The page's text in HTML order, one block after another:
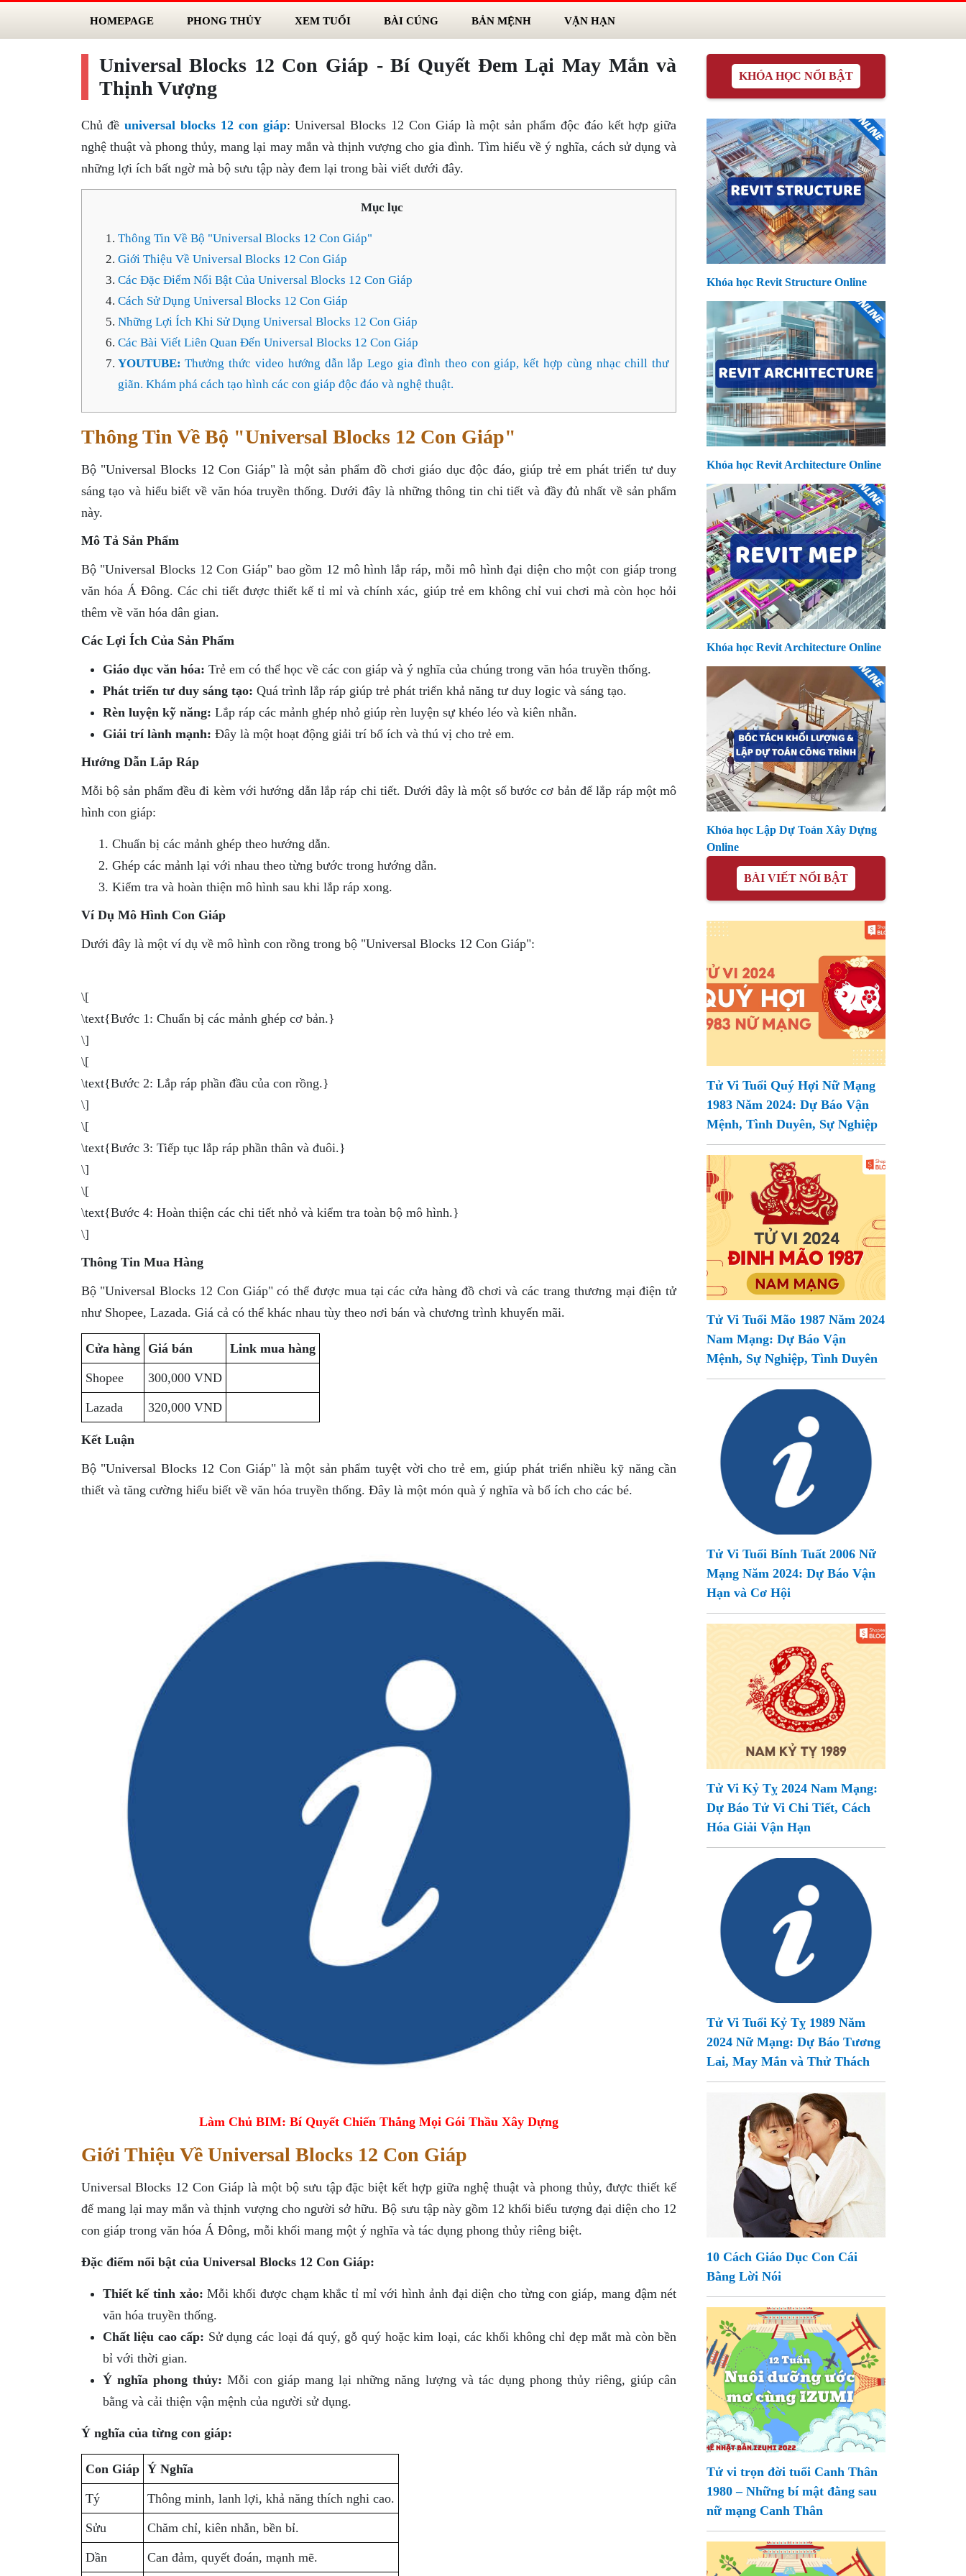
HOMEPAGE PHONG THỦY XEM TUỔI BÀI CÚNG BẢN MỆNH VẬN HẠN
Universal Blocks 12 Con Giáp - Bí Quyết Đem Lại May Mắn và
Thịnh Vượng
Chủ đềuniversal blocks 12 con giáp: Universal Blocks 12 Con Giáp là một sản phẩm độc đáo kết hợp giữa
nghệ thuật và phong thủy, mang lại may mắn và thịnh vượng cho gia đình. Tìm hiểu về ý nghĩa, cách sử dụng và
những lợi ích bất ngờ mà bộ sưu tập này đem lại trong bài viết dưới đây.
Mục lục
Thông Tin Về Bộ "Universal Blocks 12 Con Giáp"
Giới Thiệu Về Universal Blocks 12 Con Giáp
Các Đặc Điểm Nổi Bật Của Universal Blocks 12 Con Giáp
Cách Sử Dụng Universal Blocks 12 Con Giáp
Những Lợi Ích Khi Sử Dụng Universal Blocks 12 Con Giáp
Các Bài Viết Liên Quan Đến Universal Blocks 12 Con Giáp
YOUTUBE:Thưởng thức video hướng dẫn lắp Lego gia đình theo con giáp, kết hợp cùng nhạc chill thư
giãn. Khám phá cách tạo hình các con giáp độc đáo và nghệ thuật.
Thông Tin Về Bộ "Universal Blocks 12 Con Giáp"
Bộ "Universal Blocks 12 Con Giáp" là một sản phẩm đồ chơi giáo dục độc đáo, giúp trẻ em phát triển tư duy
sáng tạo và hiểu biết về văn hóa truyền thống. Dưới đây là những thông tin chi tiết và đầy đủ nhất về sản phẩm
này.
Mô Tả Sản Phẩm
Bộ "Universal Blocks 12 Con Giáp" bao gồm 12 mô hình lắp ráp, mỗi mô hình đại diện cho một con giáp trong
văn hóa Á Đông. Các chi tiết được thiết kế tỉ mỉ và chính xác, giúp trẻ em không chỉ vui chơi mà còn học hỏi
thêm về văn hóa dân gian.
Các Lợi Ích Của Sản Phẩm
Giáo dục văn hóa: Trẻ em có thể học về các con giáp và ý nghĩa của chúng trong văn hóa truyền thống.
Phát triển tư duy sáng tạo: Quá trình lắp ráp giúp trẻ phát triển khả năng tư duy logic và sáng tạo.
Rèn luyện kỹ năng: Lắp ráp các mảnh ghép nhỏ giúp rèn luyện sự khéo léo và kiên nhẫn.
Giải trí lành mạnh: Đây là một hoạt động giải trí bổ ích và thú vị cho trẻ em.
Hướng Dẫn Lắp Ráp
Mỗi bộ sản phẩm đều đi kèm với hướng dẫn lắp ráp chi tiết. Dưới đây là một số bước cơ bản để lắp ráp một mô
hình con giáp:
Chuẩn bị các mảnh ghép theo hướng dẫn.
Ghép các mảnh lại với nhau theo từng bước trong hướng dẫn.
Kiểm tra và hoàn thiện mô hình sau khi lắp ráp xong.
Ví Dụ Mô Hình Con Giáp
Dưới đây là một ví dụ về mô hình con rồng trong bộ "Universal Blocks 12 Con Giáp":
\[
\text{Bước 1: Chuẩn bị các mảnh ghép cơ bản.}
\]
\[
\text{Bước 2: Lắp ráp phần đầu của con rồng.}
\]
\[
\text{Bước 3: Tiếp tục lắp ráp phần thân và đuôi.}
\]
\[
\text{Bước 4: Hoàn thiện các chi tiết nhỏ và kiểm tra toàn bộ mô hình.}
\]
Thông Tin Mua Hàng
Bộ "Universal Blocks 12 Con Giáp" có thể được mua tại các cửa hàng đồ chơi và các trang thương mại điện tử
như Shopee, Lazada. Giá cả có thể khác nhau tùy theo nơi bán và chương trình khuyến mãi.
Cửa hàng Giá bán Link mua hàng
Shopee 300,000 VND
Lazada 320,000 VND
Kết Luận
Bộ "Universal Blocks 12 Con Giáp" là một sản phẩm tuyệt vời cho trẻ em, giúp phát triển nhiều kỹ năng cần
thiết và tăng cường hiểu biết về văn hóa truyền thống. Đây là một món quà ý nghĩa và bổ ích cho các bé.
Làm Chủ BIM: Bí Quyết Chiến Thắng Mọi Gói Thầu Xây Dựng
Giới Thiệu Về Universal Blocks 12 Con Giáp
Universal Blocks 12 Con Giáp là một bộ sưu tập đặc biệt kết hợp giữa nghệ thuật và phong thủy, được thiết kế
để mang lại may mắn và thịnh vượng cho người sở hữu. Bộ sưu tập này gồm 12 khối biểu tượng đại diện cho 12
con giáp trong văn hóa Á Đông, mỗi khối mang một ý nghĩa và tác dụng phong thủy riêng biệt.
Đặc điểm nổi bật của Universal Blocks 12 Con Giáp:
Thiết kế tinh xảo: Mỗi khối được chạm khắc tỉ mỉ với hình ảnh đại diện cho từng con giáp, mang đậm nét
văn hóa truyền thống.
Chất liệu cao cấp: Sử dụng các loại đá quý, gỗ quý hoặc kim loại, các khối không chỉ đẹp mắt mà còn bền
bỉ với thời gian.
Ý nghĩa phong thủy: Mỗi con giáp mang lại những năng lượng và tác dụng phong thủy riêng, giúp cân
bằng và cải thiện vận mệnh của người sử dụng.
Ý nghĩa của từng con giáp:
Con Giáp Ý Nghĩa
Tý Thông minh, lanh lợi, khả năng thích nghi cao.
Sửu Chăm chỉ, kiên nhẫn, bền bỉ.
Dần Can đảm, quyết đoán, mạnh mẽ.
KHÓA HỌC NỔI BẬT
Khóa học Revit Structure Online
Khóa học Revit Architecture Online
Khóa học Revit Architecture Online
Khóa học Lập Dự Toán Xây Dựng
Online
BÀI VIẾT NỔI BẬT
Tử Vi Tuổi Quý Hợi Nữ Mạng
1983 Năm 2024: Dự Báo Vận
Mệnh, Tình Duyên, Sự Nghiệp
Tử Vi Tuổi Mão 1987 Năm 2024
Nam Mạng: Dự Báo Vận
Mệnh, Sự Nghiệp, Tình Duyên
Tử Vi Tuổi Bính Tuất 2006 Nữ
Mạng Năm 2024: Dự Báo Vận
Hạn và Cơ Hội
Tử Vi Kỷ Tỵ 2024 Nam Mạng:
Dự Báo Tử Vi Chi Tiết, Cách
Hóa Giải Vận Hạn
Tử Vi Tuổi Kỷ Tỵ 1989 Năm
2024 Nữ Mạng: Dự Báo Tương
Lai, May Mắn và Thử Thách
10 Cách Giáo Dục Con Cái
Bằng Lời Nói
Tử vi trọn đời tuổi Canh Thân
1980 – Những bí mật đằng sau
nữ mạng Canh Thân